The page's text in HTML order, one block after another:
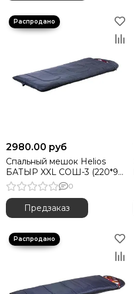
2980.00 руб
Спальный мешок Helios
БАТЫР XXL СОШ-3 (220*90)
синий (синтепон)
0
Предзаказ